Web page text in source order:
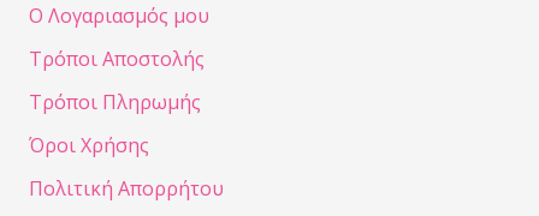
Ο Λογαριασμός μου
Τρόποι Αποστολής
Τρόποι Πληρωμής
Όροι Χρήσης
Πολιτική Απορρήτου